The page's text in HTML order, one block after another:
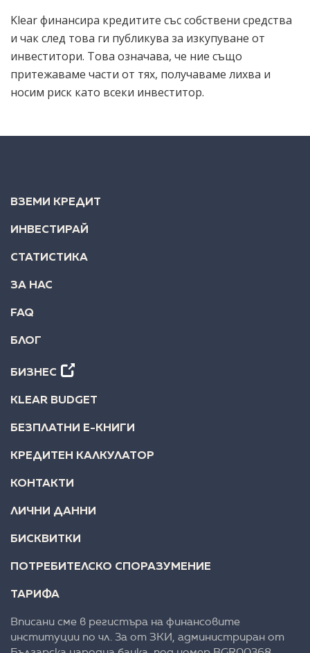
Klear финансира кредитите със собствени средства
и чак след това ги публикува за изкупуване от
инвеститори. Това означава, че ние също
притежаваме части от тях, получаваме лихва и
носим риск като всеки инвеститор.
ВЗЕМИ КРЕДИТ
ИНВЕСТИРАЙ
СТАТИСТИКА
ЗА НАС
FAQ
БЛОГ
БИЗНЕС
KLEAR BUDGET
БЕЗПЛАТНИ Е-КНИГИ
КРЕДИТЕН КАЛКУЛАТОР
КОНТАКТИ
ЛИЧНИ ДАННИ
БИСКВИТКИ
ПОТРЕБИТЕЛСКО СПОРАЗУМЕНИЕ
ТАРИФА
Вписани сме в регистъра на финансовите
институции по чл. 3а от ЗКИ, администриран от